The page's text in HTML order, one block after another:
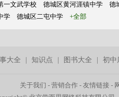
一文武学校 德城区黄河涯镇中学
德
学 德城区二屯中学 +全部
大全 |知识点 图书大全 |初中
关于我们 -营销合作 -友情链接 -